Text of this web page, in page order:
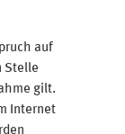
auf
Stelle
gilt.
Internet